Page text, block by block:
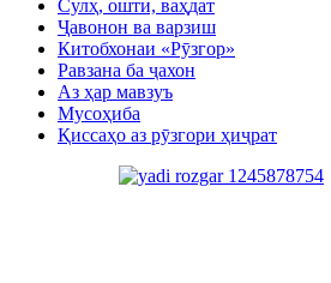
Сулҳ, оштӣ, ваҳдат
Ҷавонон ва варзиш
Китобхонаи «Рӯзгор»
Равзана ба ҷахон
Аз ҳар мавзуъ
Мусоҳиба
Қиссаҳо аз рӯзгори ҳиҷрат